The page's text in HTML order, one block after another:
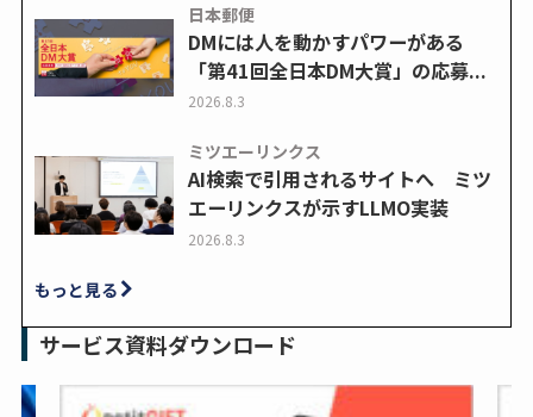
日本郵便
DMには人を動かすパワーがある
「第41回全日本DM大賞」の応募...
2026.8.3
ミツエーリンクス
AI検索で引用されるサイトへ ミツ
エーリンクスが示すLLMO実装
2026.8.3
もっと見る
サービス資料ダウンロード